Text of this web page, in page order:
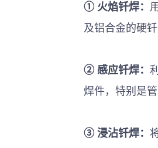
① 火焰钎焊：
及铝合金的硬
② 感应钎焊：
焊件，特别是
③ 浸沾钎焊：